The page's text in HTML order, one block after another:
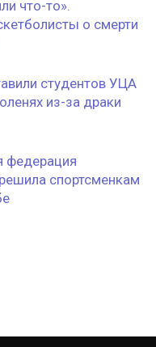
что-то».
о смерти
студентов УЦА
из-за драки
федерация
спортсменкам